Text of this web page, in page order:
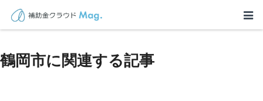
TOP > 補助金・助成金詳細>山形県
鶴岡市に関連する記事